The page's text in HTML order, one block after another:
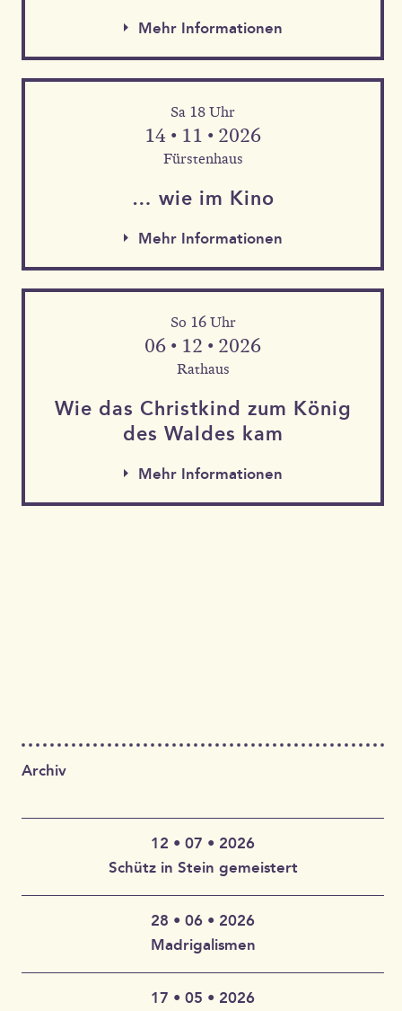
Mehr Informationen
Mehr Informationen
Mehr Informationen
Sa 18 Uhr
14 • 11 • 2026
Fürstenhaus
… wie im Kino
Mehr Informationen
So 16 Uhr
06 • 12 • 2026
Rathaus
Wie das Christkind zum König
des Waldes kam
Mehr Informationen
Archiv
Schütz in Stein gemeistert
12 • 07 • 2026
Claudia Wahlbuhl – Violine, Bratsche, Gambe, Gesang |
Thomas Wahlbuhl – Akkordeon, Gesang | Jan Geisler –
Klarinette, Saxophon, Gesang | Holger Vandrich –
Gitarre, Gesang | Stefan Garthoff – Gesang, Melodica |
Madrigalismen
28 • 06 • 2026
17 • 05 • 2026